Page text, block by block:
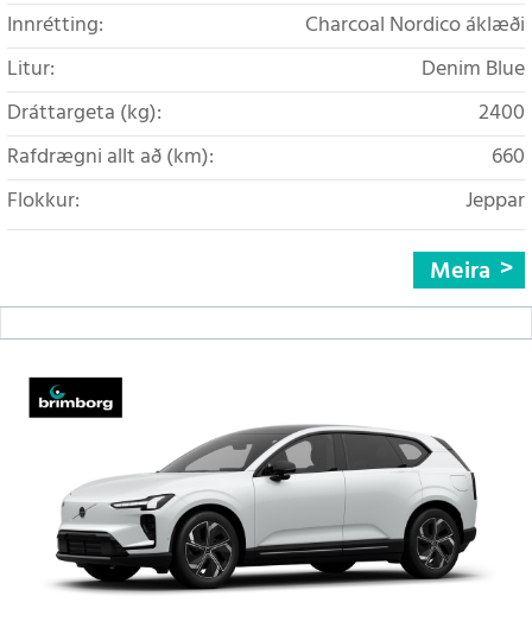
Innrétting:
Charcoal Nordico áklæði
Litur:
Denim Blue
Dráttargeta (kg):
2400
Rafdrægni allt að (km):
660
Flokkur:
Jeppar
Meira